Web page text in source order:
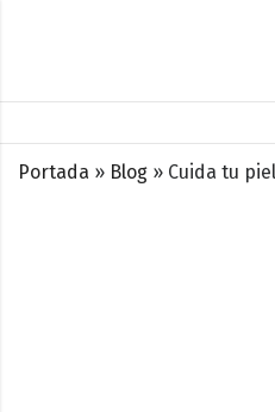
Portada » Blog » Cuida tu